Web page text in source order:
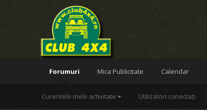
Forumuri
Curentele mele activitate Utilizatori conectați
Mica Publicitate Calendar